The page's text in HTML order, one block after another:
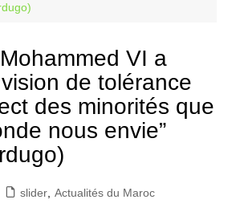
VI a
de tolérance
des minorités que
nous envie”
slider, Actualités du Maroc